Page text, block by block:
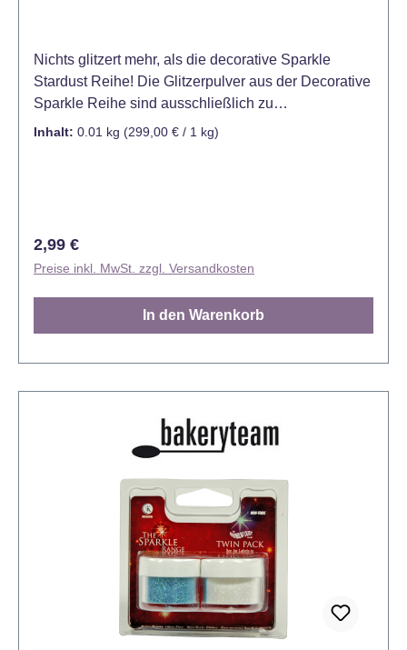
Nichts glitzert mehr, als die decorative Sparkle
Stardust Reihe! Die Glitzerpulver aus der Decorative
Sparkle Reihe sind ausschließlich zu
Dekorationszwecken gedacht und nicht für den
Inhalt: 0.01 kg (299,00 € / 1 kg)
Regulärer Preis:
2,99 €
Preise inkl. MwSt. zzgl. Versandkosten
In den Warenkorb